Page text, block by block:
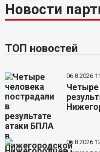
Новости
ТОП новостей
06.8.2026
Четыре
06.8.2026